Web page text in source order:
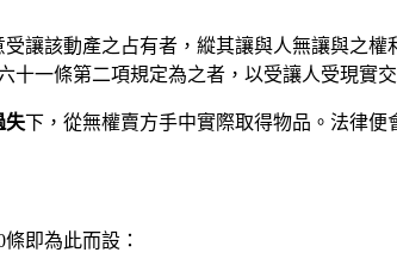
讓該動產之占有者，縱其讓與人無讓與之
一條第二項規定為之者，以受讓人受現實
失下，從無權賣方手中實際取得物品。法律便
即為此而設：